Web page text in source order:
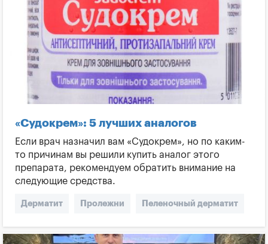
Изгибы на ногтях Мягкие ногти
Травмы ногтей Меланома
«Судокрем»: 5 лучших аналогов
Если врач назначил вам «Судокрем», но по каким-
то причинам вы решили купить аналог этого
препарата, рекомендуем обратить внимание на
следующие средства.
Дерматит Пролежни Пеленочный дерматит
Судокрем Аналоги Судокрема Экзема